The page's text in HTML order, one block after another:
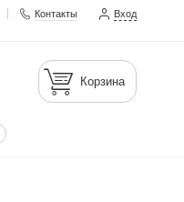
Контакты Вход
Корзина